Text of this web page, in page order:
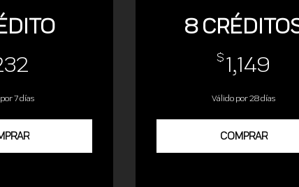
7 días
8
$1,149
Válido por 28 días
COMPRAR